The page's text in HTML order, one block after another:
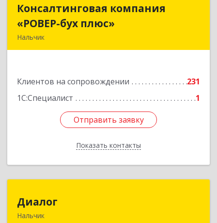
Консалтинговая компания
«РОВЕР-бух плюс»
Нальчик
Клиентов на сопровождении
231
1С:Специалист
1
Отправить заявку
Показать контакты
Консалтинговая компания
«РОВЕР-бух плюс»
Подробнее
Отправить заявку
Назад
Диалог
Нальчик
360016, Кабардино-Балкарская Респ, Нальчик г,